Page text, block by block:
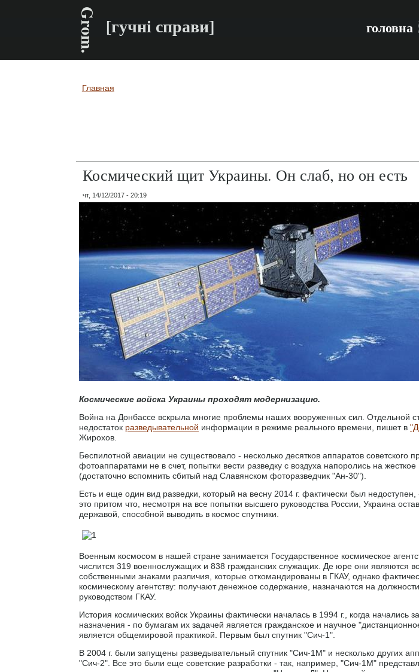
Grom. [гучні справи] головна
Вы здесь
Главная
Космический щит Украины. Он слаб, но он есть
чт, 14/12/2017 - 20:19
Космические войска Украины проходят модернизацию.
Война на Донбассе вскрыла многие проблемы наших вооруженных сил. Отдельной
недостаток разведывательной информации в режиме реального времени, пишет в
Жирохов.
Беспилотной авиации не существовало - несколько десятков аппаратов советского
фотоаппаратами не в счет, попытки вести разведку с воздуха напоролись на
(достаточно вспомнить сбитый над Славянском фоторазведчик "Ан-30").
Есть и еще один вид разведки, который на весну 2014 г. фактически был недоступен,
это притом что, несмотря на все попытки высшего руководства России, Украина
державой, способной выводить в космос спутники.
Военным космосом в нашей стране занимается Государственное космическое
числится 319 военнослужащих и 838 гражданских служащих. Де юре они являются
собственными знаками различия, которые откомандированы в ГКАУ, однако
космическому агентству: получают денежное содержание, назначаются на
руководством ГКАУ.
История космических войск Украины фактически началась в 1994 г., когда начались
назначения - по бумагам их задачей является гражданское и научное
является общемировой практикой. Первым был спутник "Сич-1".
В 2004 г. были запущены разведывательный спутник "Сич-1М" и несколько других
"Сич-2". Все это были еще советские разработки - так, например, "Сич-1М"